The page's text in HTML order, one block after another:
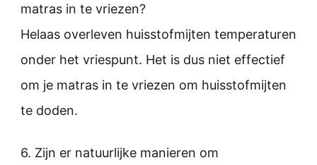
matras in te vriezen?
Helaas overleven huisstofmijten temperaturen
onder het vriespunt. Het is dus niet effectief
om je matras in te vriezen om huisstofmijten
te doden.
6. Zijn er natuurlijke manieren om